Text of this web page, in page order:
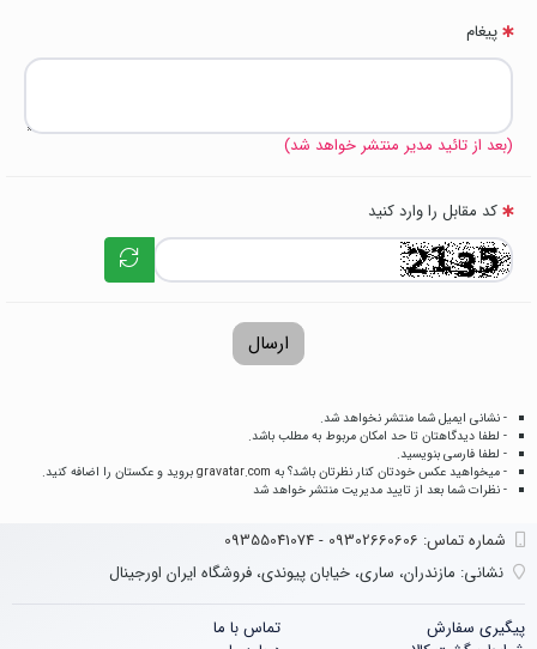
پیغام
(بعد از تائید مدیر منتشر خواهد شد)
کد مقابل را وارد کنید
ارسال
- نشانی ایمیل شما منتشر نخواهد شد.
- لطفا دیدگاهتان تا حد امکان مربوط به مطلب باشد.
- لطفا فارسی بنویسید.
- میخواهید عکس خودتان کنار نظرتان باشد؟ به gravatar.com بروید و عکستان را اضافه کنید.
- نظرات شما بعد از تایید مدیریت منتشر خواهد شد
شماره تماس‌: 09302660606 - 09355041074
نشانی: مازندران، ساری، خیابان پیوندی، فروشگاه ایران اورجینال
پیگیری سفارش
تماس با ما